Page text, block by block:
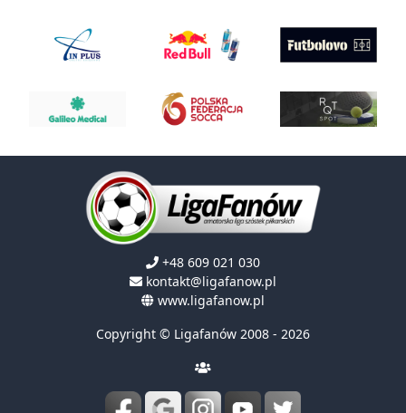
+48 609 021 030
kontakt@ligafanow.pl
www.ligafanow.pl
Copyright © Ligafanów 2008 - 2026